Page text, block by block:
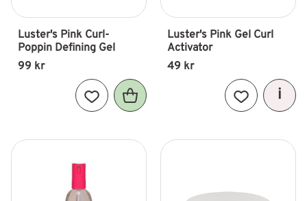
Luster's Pink Curl-
Poppin Defining Gel
99 kr
Lägg till i favoriter
Luster's Pink Gel Curl
Activator
49 kr
Lägg till i